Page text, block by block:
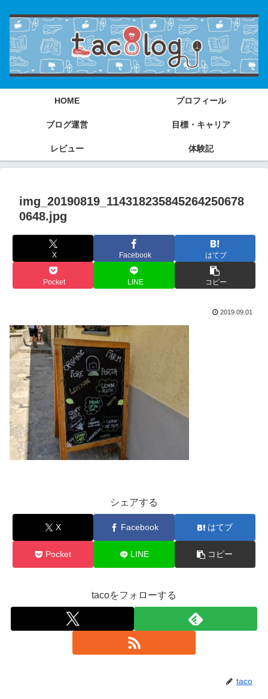
HOME プロフィール
ブログ運営 目標・キャリア
レビュー 体験記
img_20190819_114318235845264250678
0648.jpg
X Facebook はてブ
Pocket LINE コピー
2019.09.01
シェアする
X Facebook はてブ
Pocket LINE コピー
tacoをフォローする
taco